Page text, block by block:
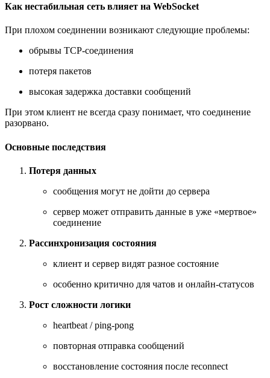
Как нестабильная сеть влияет на WebSocket
При плохом соединении возникают следующие проблемы:
обрывы TCP-соединения
потеря пакетов
высокая задержка доставки сообщений
При этом клиент не всегда сразу понимает, что соединение
разорвано.
Основные последствия
Потеря данных
сообщения могут не дойти до сервера
сервер может отправить данные в уже «мертвое»
соединение
Рассинхронизация состояния
клиент и сервер видят разное состояние
особенно критично для чатов и онлайн-статусов
Рост сложности логики
heartbeat / ping-pong
повторная отправка сообщений
восстановление состояния после reconnect